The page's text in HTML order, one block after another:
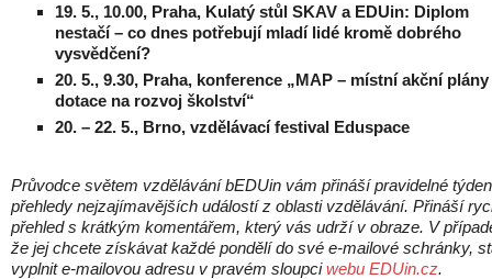
19. 5., 10.00, Praha, Kulatý stůl SKAV a EDUin: Diplom
nestačí – co dnes potřebují mladí lidé kromě dobrého
vysvědčení?
20. 5., 9.30, Praha, konference „MAP – místní akční plány
dotace na rozvoj školství“
20. – 22. 5., Brno, vzdělávací festival Eduspace
Průvodce světem vzdělávání bEDUin vám přináší pravidelné
přehledy nejzajímavějších událostí z oblasti vzdělávání. Přináší
přehled s krátkým komentářem, který vás udrží v obraze. V
že jej chcete získávat každé pondělí do své e-mailové schránky,
vyplnit e-mailovou adresu v pravém sloupciwebu EDUin.cz.